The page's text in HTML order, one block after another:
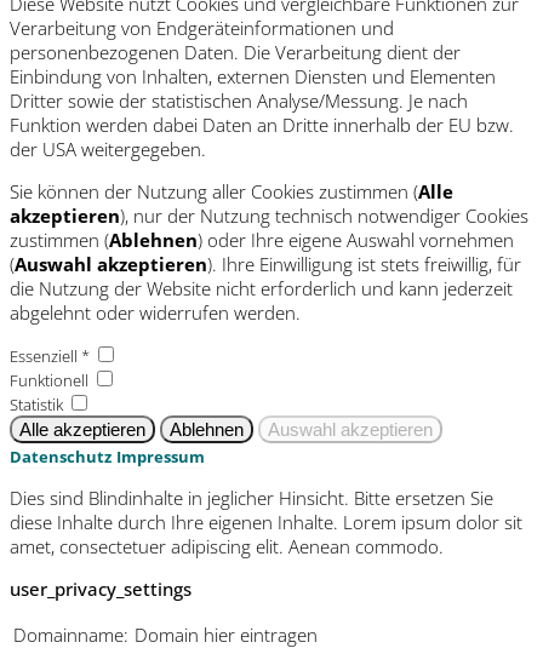
Verarbeitung von Endgeräteinformationen und
personenbezogenen Daten. Die Verarbeitung dient der
Einbindung von Inhalten, externen Diensten und Elementen
Dritter sowie der statistischen Analyse/Messung. Je nach
Funktion werden dabei Daten an Dritte innerhalb der EU bzw.
der USA weitergegeben.
Sie können der Nutzung aller Cookies zustimmen (Alle
akzeptieren), nur der Nutzung technisch notwendiger Cookies
zustimmen (Ablehnen) oder Ihre eigene Auswahl vornehmen
(Auswahl akzeptieren). Ihre Einwilligung ist stets freiwillig, für
die Nutzung der Website nicht erforderlich und kann jederzeit
abgelehnt oder widerrufen werden.
Essenziell *
Funktionell
Statistik
Datenschutz Impressum
Dies sind Blindinhalte in jeglicher Hinsicht. Bitte ersetzen Sie
diese Inhalte durch Ihre eigenen Inhalte. Lorem ipsum dolor sit
amet, consectetuer adipiscing elit. Aenean commodo.
user_privacy_settings
Domainname: Domain hier eintragen